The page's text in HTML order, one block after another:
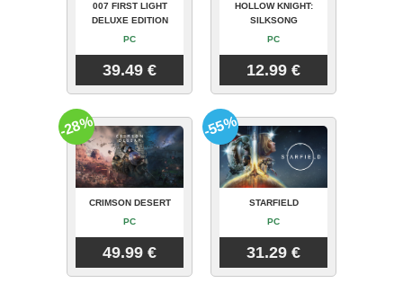
007 FIRST LIGHT
DELUXE EDITION
PC
39.49 €
HOLLOW KNIGHT:
SILKSONG
PC
12.99 €
CRIMSON DESERT
PC
49.99 €
-28%
STARFIELD
PC
31.29 €
-55%